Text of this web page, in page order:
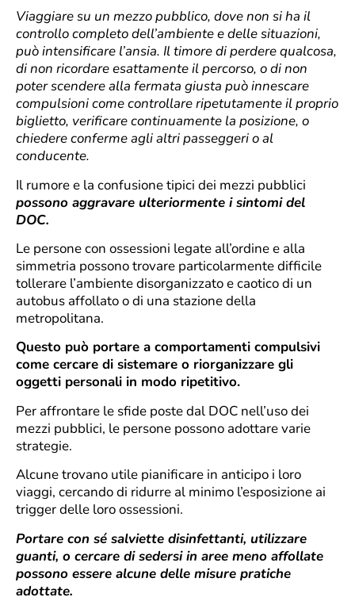
Viaggiare su un mezzo pubblico, dove non si ha il
controllo completo dell’ambiente e delle situazioni,
può intensificare l’ansia. Il timore di perdere qualcosa,
di non ricordare esattamente il percorso, o di non
poter scendere alla fermata giusta può innescare
compulsioni come controllare ripetutamente il proprio
biglietto, verificare continuamente la posizione, o
chiedere conferme agli altri passeggeri o al
conducente.
Il rumore e la confusione tipici dei mezzi pubblici
possono aggravare ulteriormente i sintomi del
DOC.
Le persone con ossessioni legate all’ordine e alla
simmetria possono trovare particolarmente difficile
tollerare l’ambiente disorganizzato e caotico di un
autobus affollato o di una stazione della
metropolitana.
Questo può portare a comportamenti compulsivi
come cercare di sistemare o riorganizzare gli
oggetti personali in modo ripetitivo.
Per affrontare le sfide poste dal DOC nell’uso dei
mezzi pubblici, le persone possono adottare varie
strategie.
Alcune trovano utile pianificare in anticipo i loro
viaggi, cercando di ridurre al minimo l’esposizione ai
trigger delle loro ossessioni.
Portare con sé salviette disinfettanti, utilizzare
guanti, o cercare di sedersi in aree meno affollate
possono essere alcune delle misure pratiche
adottate.